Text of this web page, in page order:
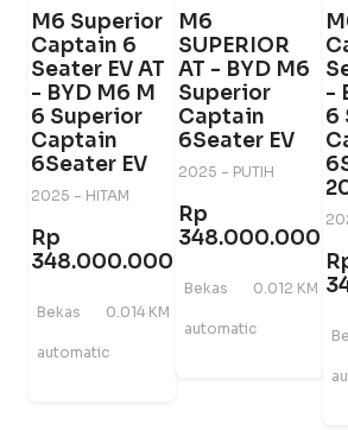
M6 Superior
Captain 6
Seater EV AT
- BYD M6 M
6 Superior
Captain
6Seater EV
2025 - HITAM
Rp
348.000.000
Bekas 0.014 KM
automatic
M6
SUPERIOR
AT - BYD M6
Superior
Captain
6Seater EV
2025 - PUTIH
Rp
348.000.000
Bekas 0.012 KM
automatic
-
6